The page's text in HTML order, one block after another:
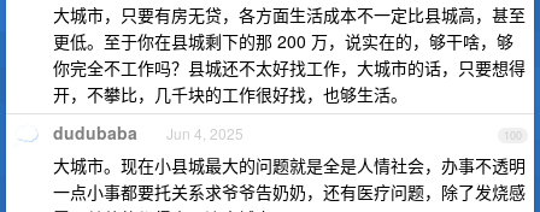
大城市，只要有房无贷，各方面生活成本不一定比县城高，甚至
更低。至于你在县城剩下的那 200 万，说实在的，够干啥，够
你完全不工作吗？县城还不太好找工作，大城市的话，只要想得
开，不攀比，几千块的工作很好找，也够生活。
100
dudubaba Jun 4, 2025
大城市。现在小县城最大的问题就是全是人情社会，办事不透明
一点小事都要托关系求爷爷告奶奶，还有医疗问题，除了发烧感